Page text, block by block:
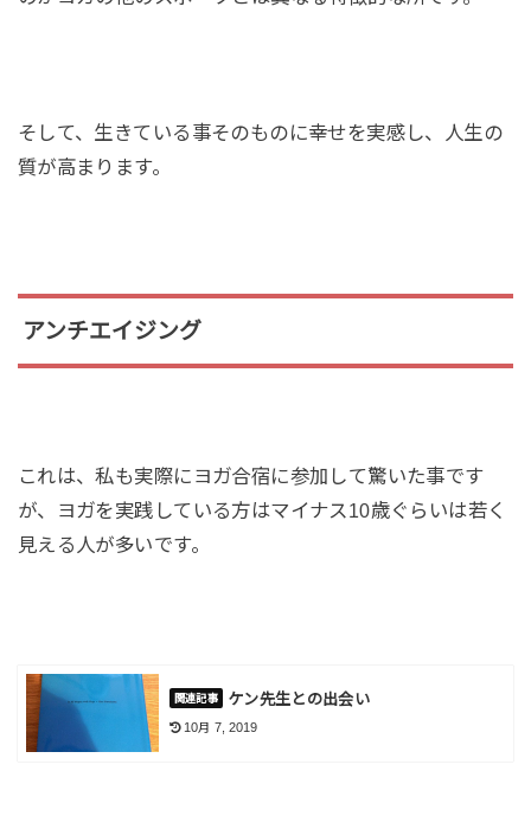
そして、生きている事そのものに幸せを実感し、人生の
質が高まります。
アンチエイジング
これは、私も実際にヨガ合宿に参加して驚いた事です
が、ヨガを実践している方はマイナス10歳ぐらいは若く
見える人が多いです。
ケン先生との出会い
10月 7, 2019